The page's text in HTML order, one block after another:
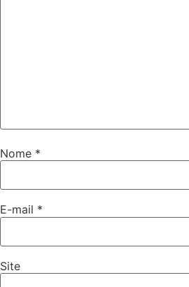
Nome *
E-mail *
Site